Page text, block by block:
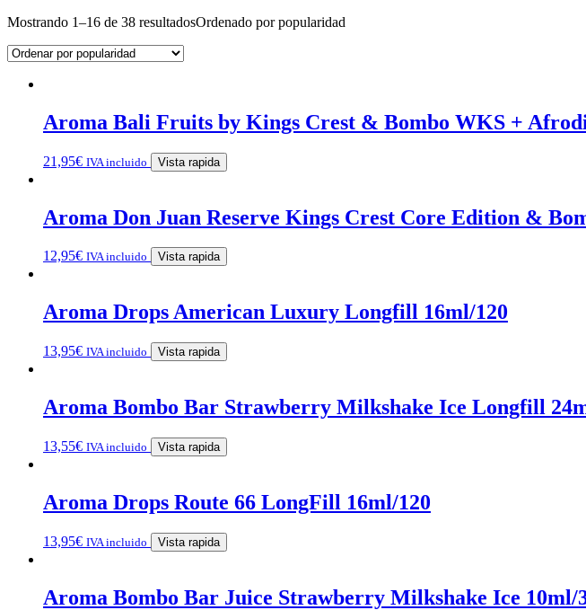
Mostrando 1–16 de 38 resultadosOrdenado por popularidad
Aroma Bali Fruits by Kings Crest & Bombo WKS +
21,95€ IVA incluido Vista rapida
Aroma Don Juan Reserve Kings Crest Core Edition &
12,95€ IVA incluido Vista rapida
Aroma Drops American Luxury Longfill 16ml/120
13,95€ IVA incluido Vista rapida
Aroma Bombo Bar Strawberry Milkshake Ice Longfill
13,55€ IVA incluido Vista rapida
Aroma Drops Route 66 LongFill 16ml/120
13,95€ IVA incluido Vista rapida
Aroma Bombo Bar Juice Strawberry Milkshake Ice